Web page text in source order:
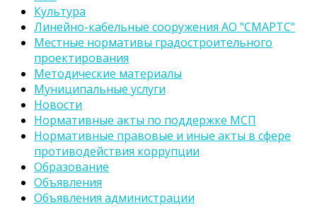
Культура
Линейно-кабельные сооружения АО "СМАРТС"
Местные нормативы градостроительного
проектирования
Методические материалы
Муниципальные услуги
Новости
Нормативные акты по поддержке МСП
Нормативные правовые и иные акты в сфере
противодействия коррупции
Образование
Объявления
Объявления администрации